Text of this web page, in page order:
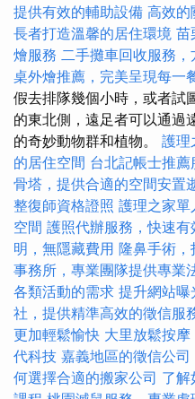
提供有效的輔助設備 高效的
長者打造溫馨的居住環境 苗
燴服務 二手攤車回收服務
桌外燴推薦，完美呈現每一
假去排隊幾個小時，或者試
的東北側，遠足者可以通過
的奇妙動物群和植物。 護理
的居住空間 台北記帳士推薦
骨塔，提供合適的空間安置
整復師資格證照 護理之家單
空間 護照代辦服務，快速有
明，無隱藏費用 隆鼻手術，
事務所，專業團隊提供專業
各類活動的需求 提升網站
社，提供精準高效的徵信服
更加輕鬆愉快 大里放鬆按摩
代科技 嘉義地區的徵信公司
何選擇合適的搬家公司 了解